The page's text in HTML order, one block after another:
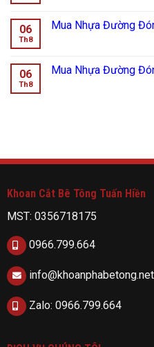
06
Th8
Mua Nhựa Đường
06
Th8
Mua Nhựa Đường
Khoan Cắt Bê Tông Tuấn Hiền
MST: 0356718175
0966.799.664
info@khoanphabetong.net
Zalo: 0966.799.664